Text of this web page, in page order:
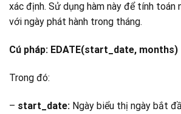
xác định. Sử dụng hàm này để tính toán
với ngày phát hành trong tháng.
Cú pháp: EDATE(start_date, months)
Trong đó:
– start_date: Ngày biểu thị ngày bắt